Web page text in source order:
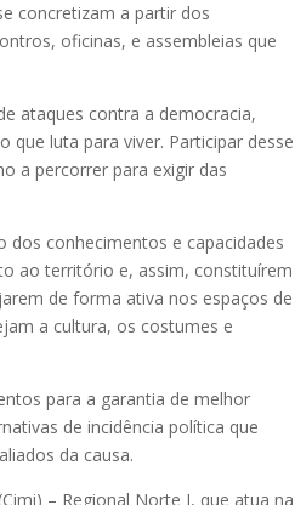
concretizam a partir dos
oficinas, e assembleias que
ataques contra a democracia,
luta para viver. Participar desse
a percorrer para exigir das
conhecimentos e capacidades
ao território e, assim, constituírem
de forma ativa nos espaços de
a cultura, os costumes e
para a garantia de melhor
de incidência política que
da causa.
– Regional Norte I, que atua na